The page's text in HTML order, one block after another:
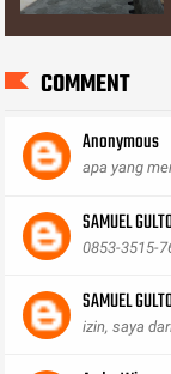
COMMENT
Anonymous
apa yang
SAMUEL
0853-3515-
SAMUEL
izin, saya